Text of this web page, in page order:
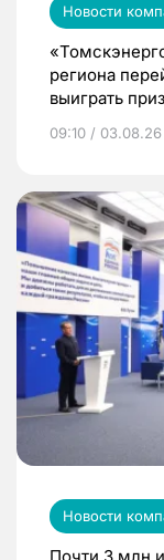
Новости
региона
выиграть
09:10 / 03.08.26
Новости
Почти 3 млн